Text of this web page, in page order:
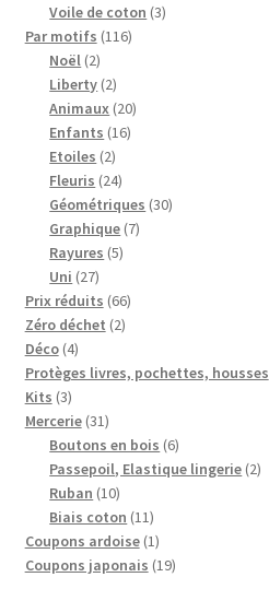
produits
Voile de coton 33
Par motifs 116116
Noël 22
produits
Liberty 22
produits
Animaux 2020
Enfants 1616
Etoiles 22
produits
Fleuris 2424
produits
Géométriques 3030
Graphique 77
Rayures 55
Uni 2727
produits
Prix réduits 6666
Zéro déchet 22
Déco 44
produits
Protèges livres, pochettes, housses
Kits 33
produits
Mercerie 3131
produits
Boutons en bois 66
produits
Passepoil, Elastique lingerie 22
Ruban 1010
produits
Biais coton 1111
produits
Coupons ardoise 11
produit
Coupons japonais 1919